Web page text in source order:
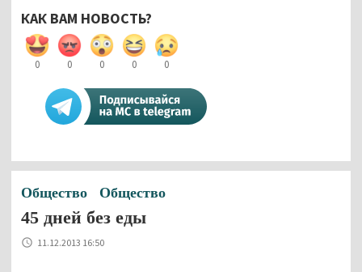
КАК ВАМ НОВОСТЬ?
0 0 0 0 0
Общество Общество
45 дней без еды
11.12.2013 16:50